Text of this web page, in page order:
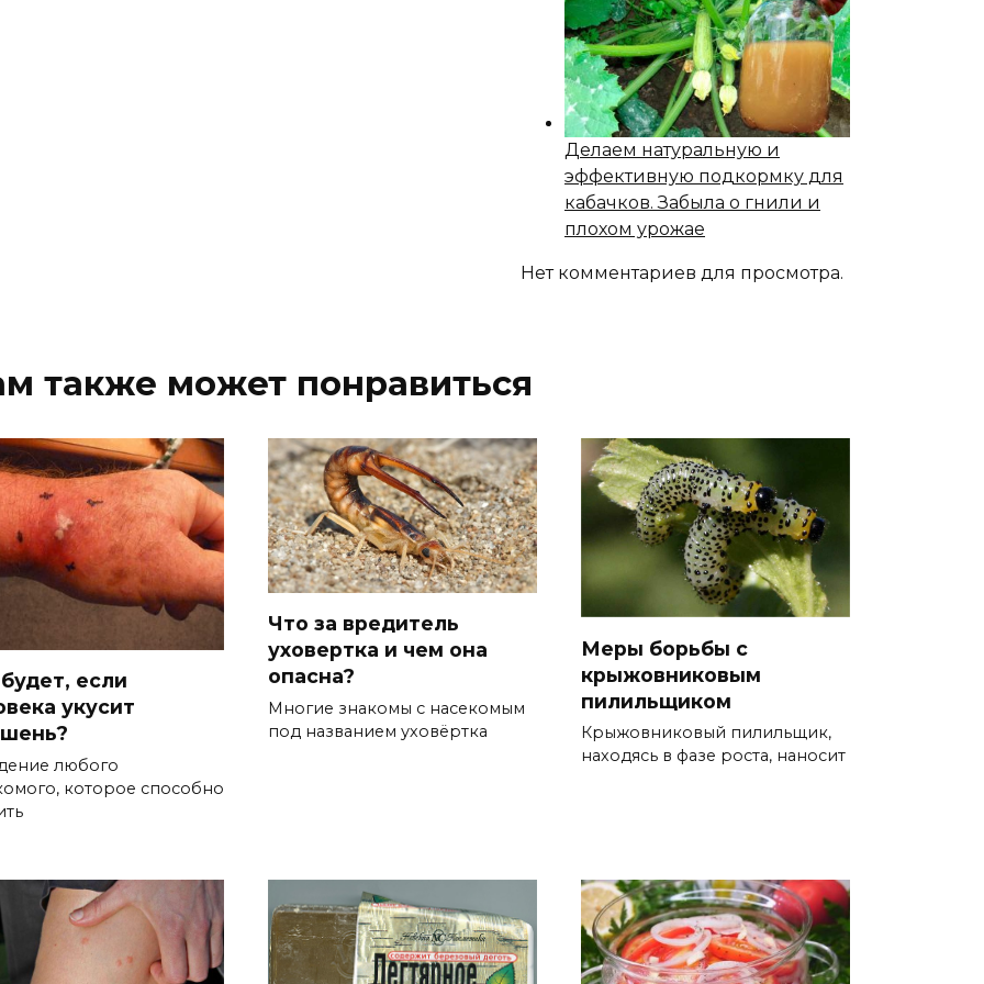
Делаем натуральную и
эффективную подкормку для
кабачков. Забыла о гнили и
плохом урожае
Нет комментариев для просмотра.
также может понравиться
если
укусит
любого
которое способно
Что за вредитель
уховертка и чем она
опасна?
Многие знакомы с насекомым
под названием уховёртка
Меры борьбы с
крыжовниковым
пилильщиком
Крыжовниковый пилильщик,
находясь в фазе роста, наносит